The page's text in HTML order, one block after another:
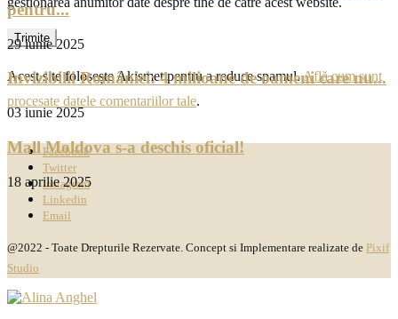
pentru...
29 iunie 2025
Invizibilii României: 4 milioane de oameni care nu...
03 iunie 2025
Mall Moldova s-a deschis oficial!
18 aprilie 2025
Acest site folosește Akismet pentru a reduce spamul.Află cum sunt
procesate datele comentariilor tale.
Facebook
Twitter
Instagram
Linkedin
Email
@2022 - Toate Drepturile Rezervate. Concept si Implementare realizate de Pixif
Studio